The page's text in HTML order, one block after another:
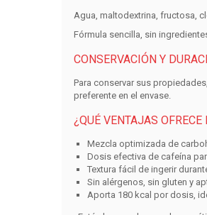
Agua, maltodextrina, fructosa,
Fórmula sencilla, sin
CONSERVACIÓN Y
Para conservar sus
preferente en el envase.
¿QUÉ VENTAJAS
Mezcla optimizada de
Dosis efectiva de cafeína
Textura fácil de ingerir
Sin alérgenos, sin gluten y
Aporta 180 kcal por dosis,